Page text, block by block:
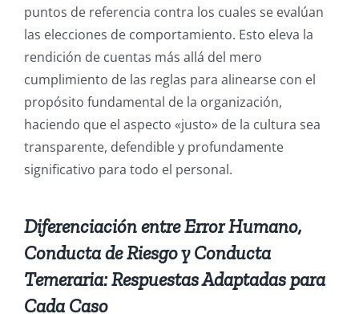
puntos de referencia contra los cuales se evalúan
las elecciones de comportamiento. Esto eleva la
rendición de cuentas más allá del mero
cumplimiento de las reglas para alinearse con el
propósito fundamental de la organización,
haciendo que el aspecto «justo» de la cultura sea
transparente, defendible y profundamente
significativo para todo el personal.
Diferenciación entre Error Humano,
Conducta de Riesgo y Conducta
Temeraria: Respuestas Adaptadas para
Cada Caso